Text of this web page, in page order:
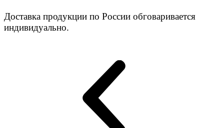
Доставка продукции по России обговаривается
индивидуально.